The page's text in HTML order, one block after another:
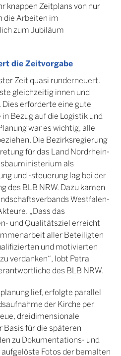
knappen Zeitplans von nur
die Arbeiten im
zum Jubiläum
die Zeitvorgabe
Zeit quasi runderneuert.
gleichzeitig innen und
erforderte eine gute
Bezug auf die Logistik und
war es wichtig, alle
Die Bezirksregierung
für das Land Nordrhein-
als
und -steuerung lag bei der
des BLB NRW. Dazu kamen
Westfalen-
„Dass das
und Qualitätsziel erreicht
aller Beteiligten
und motivierten
verdanken“, lobt Petra
des BLB NRW.
lief, erfolgte parallel
der Kirche per
dreidimensionale
für die späteren
zu Dokumentations- und
Fotos der bemalten